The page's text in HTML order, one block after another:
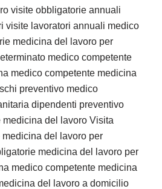
visite obbligatorie annuali
visite lavoratori annuali medico
medicina del lavoro per
medico competente
medico competente medicina
preventivo medico
dipendenti preventivo
del lavoro Visita
del lavoro per
medicina del lavoro per
medico competente medicina
del lavoro a domicilio